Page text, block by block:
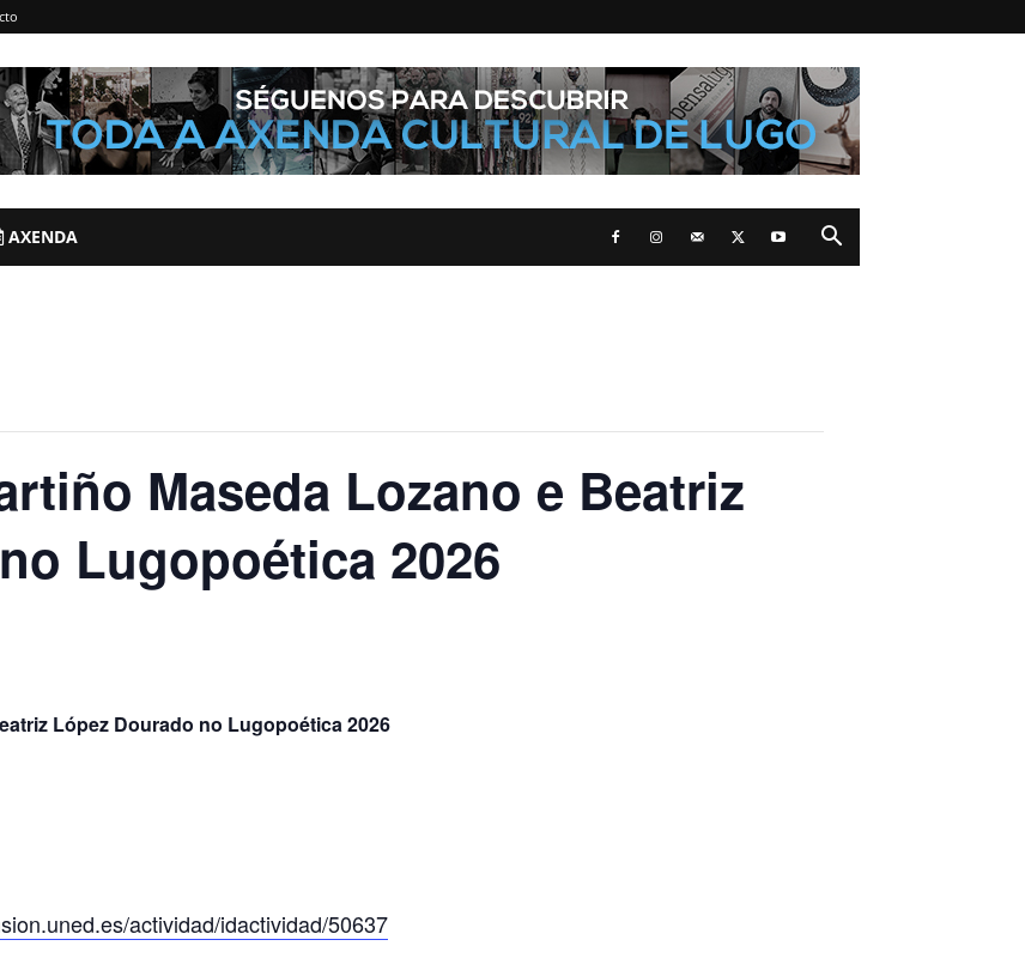
AXENDA
Maseda Lozano e Beatriz
Lugopoética 2026
López Dourado no Lugopoética 2026
actividad/idactividad/50637